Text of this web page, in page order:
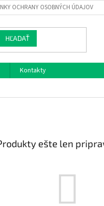
OCHRANY OSOBNÝCH ÚDAJOV
HĽADAŤ
Kontakty
ešte len